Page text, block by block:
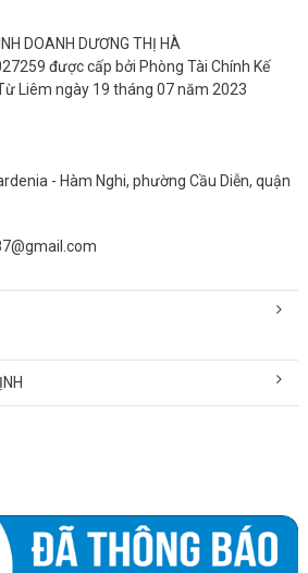
DOANH DƯƠNG THỊ HÀ
được cấp bởi Phòng Tài Chính Kế
Liêm ngày 19 tháng 07 năm 2023
- Hàm Nghi, phường Cầu Diễn, quận